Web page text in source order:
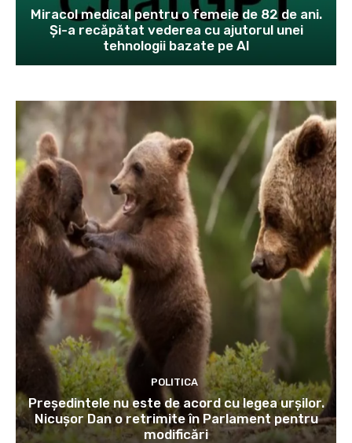
Miracol medical pentru o femeie de 82 de ani.
Și-a recăpătat vederea cu ajutorul unei
tehnologii bazate pe AI
POLITICA
Președintele nu este de acord cu legea urșilor.
Nicușor Dan o retrimite în Parlament pentru
modificări